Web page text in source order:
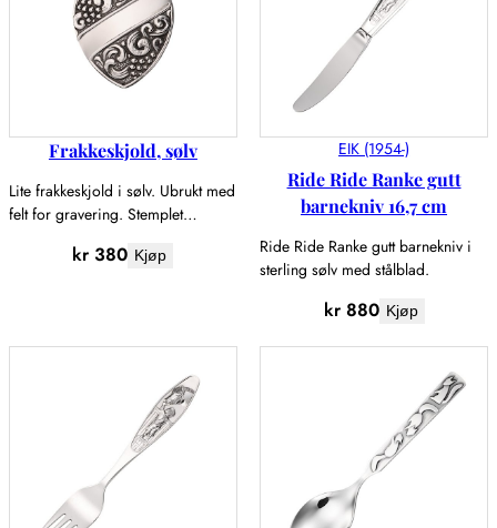
Frakkeskjold, sølv
Lite frakkeskjold i sølv. Ubrukt med
felt for gravering. Stemplet…
kr 380 Kjøp
EIK (1954-)
Ride Ride Ranke gutt
barnekniv 16,7 cm
Ride Ride Ranke gutt barnekniv i
sterling sølv med stålblad.
kr880 Kjøp